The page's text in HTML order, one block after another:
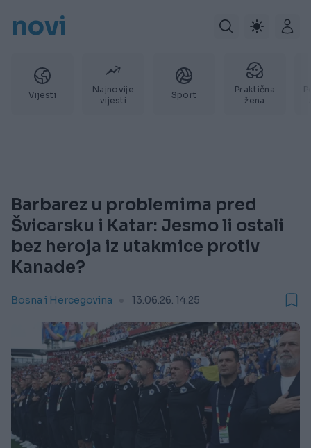
novi
Vijesti
Najnovije
vijesti
Sport
Praktična
žena
Barbarez u problemima pred
Švicarsku i Katar: Jesmo li ostali
bez heroja iz utakmice protiv
Kanade?
Bosna i Hercegovina 13.06.26. 14:25